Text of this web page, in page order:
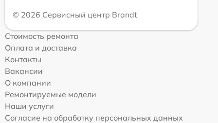
© 2026 Сервисный центр Brandt
Стоимость ремонта
Оплата и доставка
Контакты
Вакансии
О компании
Ремонтируемые модели
Наши услуги
Согласие на обработку персональных данных